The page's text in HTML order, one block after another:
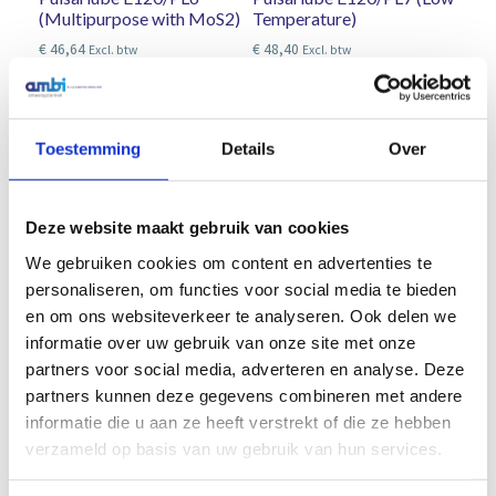
Toestemming Details Over
Deze website maakt gebruik van cookies
We gebruiken cookies om content en advertenties te
personaliseren, om functies voor social media te bieden
en om ons websiteverkeer te analyseren. Ook delen we
informatie over uw gebruik van onze site met onze
partners voor social media, adverteren en analyse. Deze
partners kunnen deze gegevens combineren met andere
informatie die u aan ze heeft verstrekt of die ze hebben
verzameld op basis van uw gebruik van hun services.
(Multipurpose with MoS2)
€46,64 Excl. btw
In winkelwagen
Temperature)
€48,40 Excl. btw